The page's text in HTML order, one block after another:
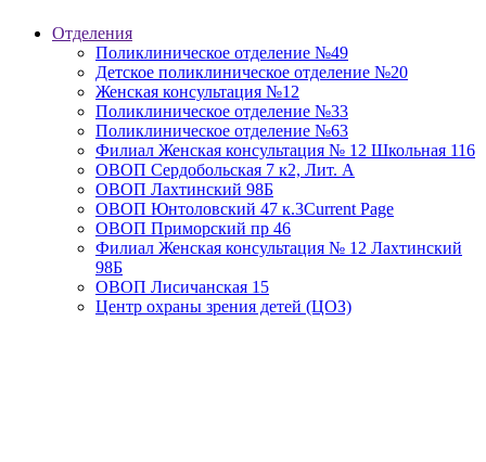
Отделения
Поликлиническое отделение №49
Детское поликлиническое отделение №20
Женская консультация №12
Поликлиническое отделение №33
Поликлиническое отделение №63
Филиал Женская консультация № 12 Школьная 116
ОВОП Сердобольская 7 к2, Лит. А
ОВОП Лахтинский 98Б
ОВОП Юнтоловский 47 к.3Current Page
ОВОП Приморский пр 46
Филиал Женская консультация № 12 Лахтинский
98Б
ОВОП Лисичанская 15
Центр охраны зрения детей (ЦОЗ)